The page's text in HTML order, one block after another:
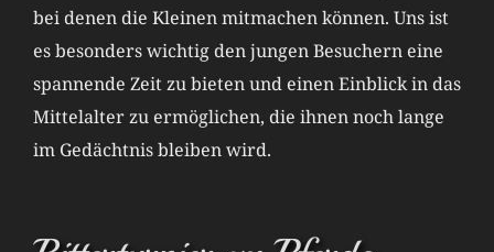
bei denen die Kleinen mitmachen können. Uns ist
es besonders wichtig den jungen Besuchern eine
spannende Zeit zu bieten und einen Einblick in das
Mittelalter zu ermöglichen, die ihnen noch lange
im Gedächtnis bleiben wird.